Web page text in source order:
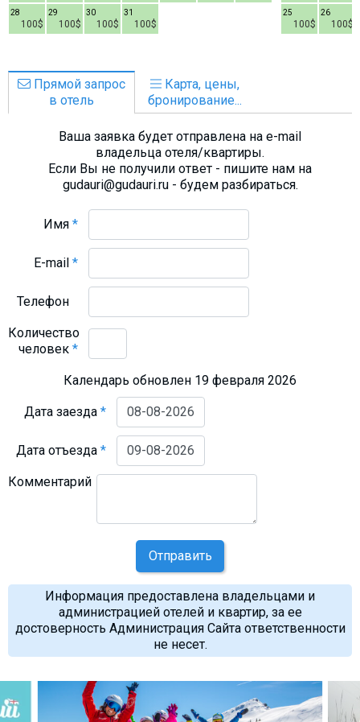
100$
28
100$
29
100$
30
100$
31
100$
25
100$
26
Прямой запрос
в отель
Карта, цены,
бронирование...
Ваша заявка будет отправлена на e-mail
владельца отеля/квартиры.
Если Вы не получили ответ - пишите нам на
gudauri@gudauri.ru - будем разбираться.
Имя*
E-mail*
Телефон
Количество
человек*
Календарь обновлен 19 февраля 2026
Дата заезда*
Дата отъезда*
Комментарий
Отправить
Информация предоставлена владельцами и
администрацией отелей и квартир, за ее
достоверность Администрация Сайта ответственности
не несет.